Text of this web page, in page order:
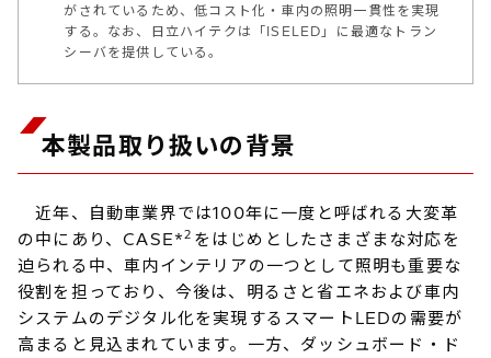
がされているため、低コスト化・車内の照明一貫性を実現
する。なお、日立ハイテクは「ISELED」に最適なトラン
シーバを提供している。
本製品取り扱いの背景
近年、自動車業界では100年に一度と呼ばれる大変革
の中にあり、CASE*2 をはじめとしたさまざまな対応を
迫られる中、車内インテリアの一つとして照明も重要な
役割を担っており、今後は、明るさと省エネおよび車内
システムのデジタル化を実現するスマートLEDの需要が
高まると見込まれています。一方、ダッシュボード・ド